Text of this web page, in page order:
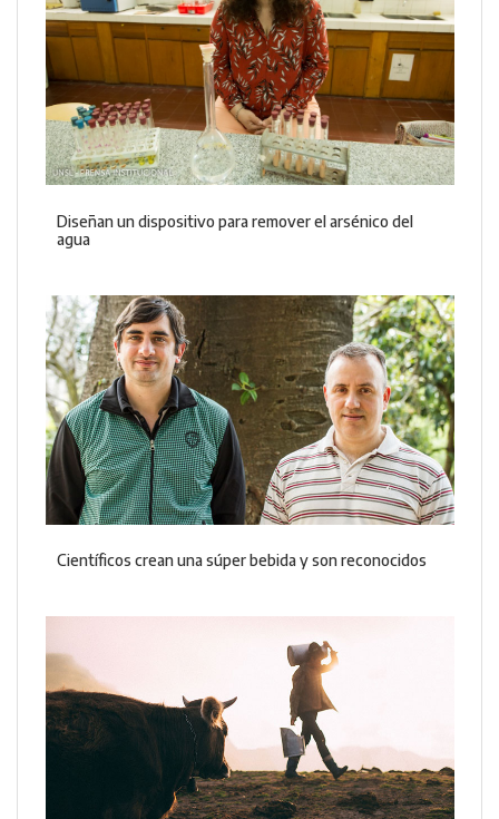
Diseñan un dispositivo para remover el arsénico del
agua
Científicos crean una súper bebida y son reconocidos